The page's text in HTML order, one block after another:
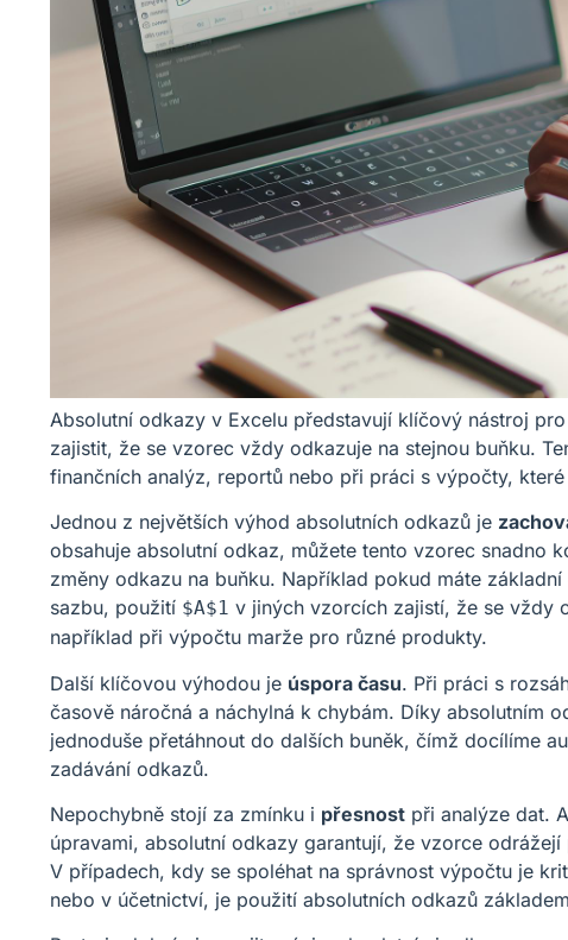
Absolutní odkazy v Excelu představují klíčový nástroj
zajistit, že se vzorec vždy odkazuje na stejnou buňku.
finančních analýz, reportů nebo při práci s výpočty,
Jednou z největších výhod absolutních odkazů je
obsahuje absolutní odkaz, můžete tento vzorec snadno
změny odkazu na buňku. Například pokud máte
sazbu, použití $A$1 v jiných vzorcích zajistí, že se vždy
například při výpočtu marže pro různé produkty.
Další klíčovou výhodou je úspora času. Při práci s
časově náročná a náchylná k chybám. Díky absolutním
jednoduše přetáhnout do dalších buněk, čímž docílíme
zadávání odkazů.
Nepochybně stojí za zmínku i přesnost při analýze dat.
úpravami, absolutní odkazy garantují, že vzorce
V případech, kdy se spoléhat na správnost výpočtu je
nebo v účetnictví, je použití absolutních odkazů